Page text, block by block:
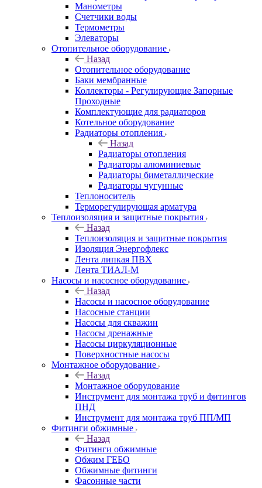
Манометры
Счетчики воды
Термометры
Элеваторы
Отопительное оборудование
Назад
Отопительное оборудование
Баки мембранные
Коллекторы - Регулирующие Запорные
Проходные
Комплектующие для радиаторов
Котельное оборудование
Радиаторы отопления
Назад
Радиаторы отопления
Радиаторы алюминиевые
Радиаторы биметаллические
Радиаторы чугунные
Теплоноситель
Терморегулирующая арматура
Теплоизоляция и защитные покрытия
Назад
Теплоизоляция и защитные покрытия
Изоляция Энергофлекс
Лента липкая ПВХ
Лента ТИАЛ-М
Насосы и насосное оборудование
Назад
Насосы и насосное оборудование
Насосные станции
Насосы для скважин
Насосы дренажные
Насосы циркуляционные
Поверхностные насосы
Монтажное оборудование
Назад
Монтажное оборудование
Инструмент для монтажа труб и фитингов
ПНД
Инструмент для монтажа труб ПП/МП
Фитинги обжимные
Назад
Фитинги обжимные
Обжим ГЕБО
Обжимные фитинги
Фасонные части